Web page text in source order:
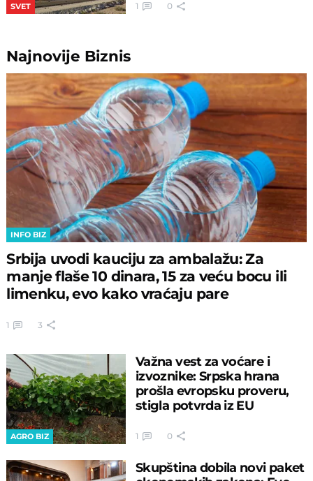
SVET 1 0
Najnovije Biznis
INFO BIZ
Srbija uvodi kauciju za ambalažu: Za
manje flaše 10 dinara, 15 za veću bocu ili
limenku, evo kako vraćaju pare
1 3
AGRO BIZ
Važna vest za voćare i
izvoznike: Srpska hrana
prošla evropsku proveru,
stigla potvrda iz EU
1 0
Skupština dobila novi paket